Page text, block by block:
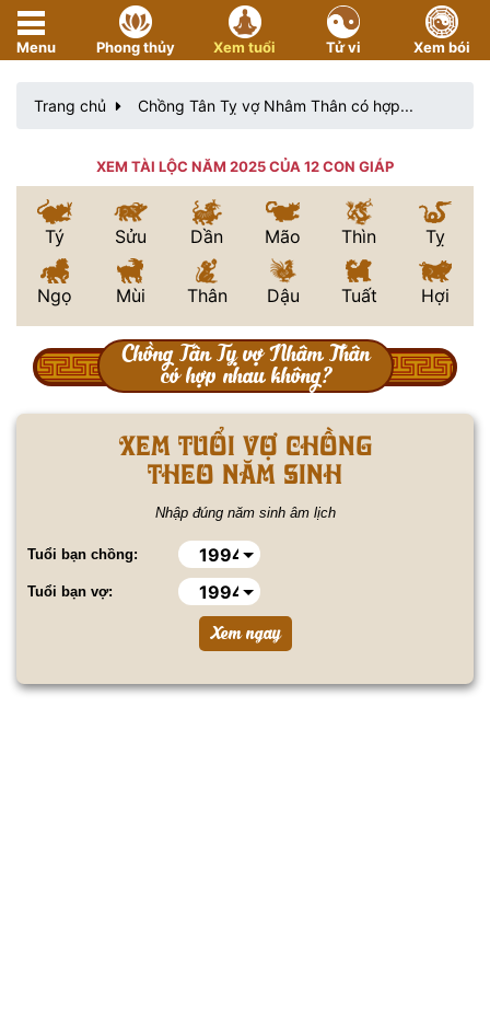
Menu Phong thủy Xem tuổi Tử vi Xem bói
Trang chủ Chồng Tân Tỵ vợ Nhâm Thân có hợp...
XEM TÀI LỘC NĂM 2025 CỦA 12 CON GIÁP
Tý Sửu Dần Mão Thìn Tỵ
Ngọ Mùi Thân Dậu Tuất Hợi
Chồng Tân Tỵ vợ Nhâm Thân
có hợp nhau không?
Xem tuổi vợ chồng
theo năm sinh
Nhập đúng năm sinh âm lịch
Tuổi bạn chồng:
Tuổi bạn vợ: